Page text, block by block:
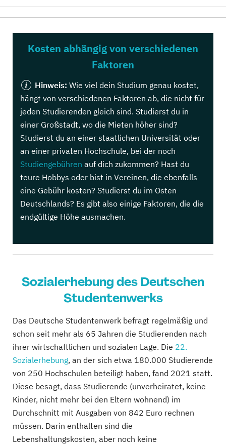
Kosten abhängig von verschiedenen
Faktoren
Hinweis: Wie viel dein Studium genau kostet,
hängt von verschiedenen Faktoren ab, die nicht für
jeden Studierenden gleich sind. Studierst du in
einer Großstadt, wo die Mieten höher sind?
Studierst du an einer staatlichen Universität oder
an einer privaten Hochschule, bei der noch
Studiengebühren auf dich zukommen? Hast du
teure Hobbys oder bist in Vereinen, die ebenfalls
eine Gebühr kosten? Studierst du im Osten
Deutschlands? Es gibt also einige Faktoren, die die
endgültige Höhe ausmachen.
Sozialerhebung des Deutschen
Studentenwerks
Das Deutsche Studentenwerk befragt regelmäßig und
schon seit mehr als 65 Jahren die Studierenden nach
ihrer wirtschaftlichen und sozialen Lage. Die 22.
Sozialerhebung, an der sich etwa 180.000 Studierende
von 250 Hochschulen beteiligt haben, fand 2021 statt.
Diese besagt, dass Studierende (unverheiratet, keine
Kinder, nicht mehr bei den Eltern wohnend) im
Durchschnitt mit Ausgaben von 842 Euro rechnen
müssen. Darin enthalten sind die
Lebenshaltungskosten, aber noch keine